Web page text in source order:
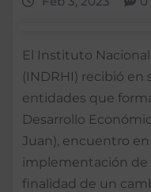
El Instituto
(INDRHI) recibió en
entidades que
Desarrollo
Juan), encuentro
implementación de
finalidad de un